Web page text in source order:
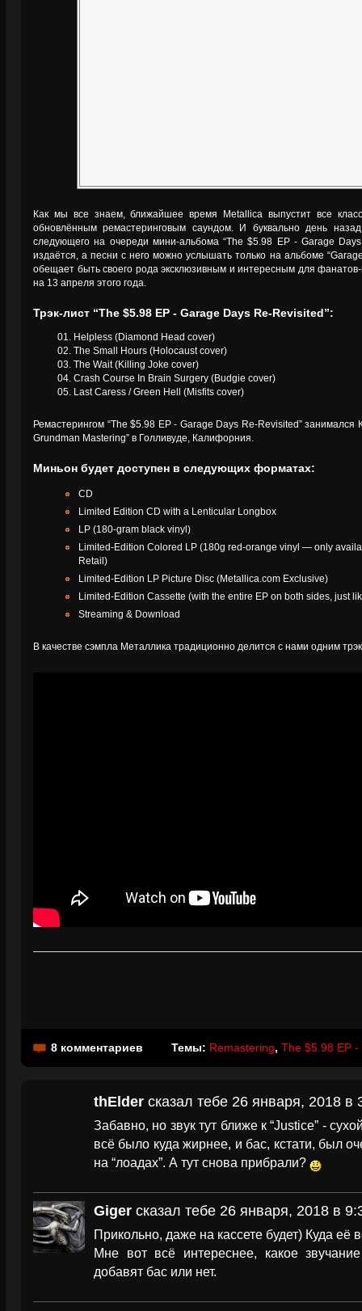
Как мы все знаем, ближайшее время Metallica выпустит все
обновлённым ремастеринговым саундом. И буквально день
следующего на очереди мини-альбома “The $5.98 EP - Garage
издаётся, а песни с него можно услышать только на альбоме
обещает быть своего рода эксклюзивным и интересным для
на 13 апреля этого года.
Трэк-лист “The $5.98 EP - Garage Days Re-Revisited”:
01. Helpless (Diamond Head cover)
02. The Small Hours (Holocaust cover)
03. The Wait (Killing Joke cover)
04. Crash Course In Brain Surgery (Budgie cover)
05. Last Caress / Green Hell (Misfits cover)
Ремастерингом “The $5.98 EP - Garage Days Re-Revisited”
Grundman Mastering” в Голливуде, Калифорния.
Миньон будет доступен в следующих форматах:
CD
Limited Edition CD with a Lenticular Longbox
LP (180-gram black vinyl)
Limited-Edition Colored LP (180g red-orange vinyl — only
Retail)
Limited-Edition LP Picture Disc (Metallica.com Exclusive)
Limited-Edition Cassette (with the entire EP on both sides, just
Streaming & Download
В качестве сэмпла Металлика традиционно делится с нами одним
8 комментариев Темы: Remastering, The $5.98 EP
thElder сказал тебе 26 января, 2018 в
Забавно, но звук тут ближе к “Justice” -
всё было куда жирнее, и бас, кстати, был
на “лоадах”. А тут снова прибрали?
Giger сказал тебе 26 января, 2018 в
Прикольно, даже на кассете будет) Куда её
Мне вот всё интереснее, какое
добавят бас или нет.